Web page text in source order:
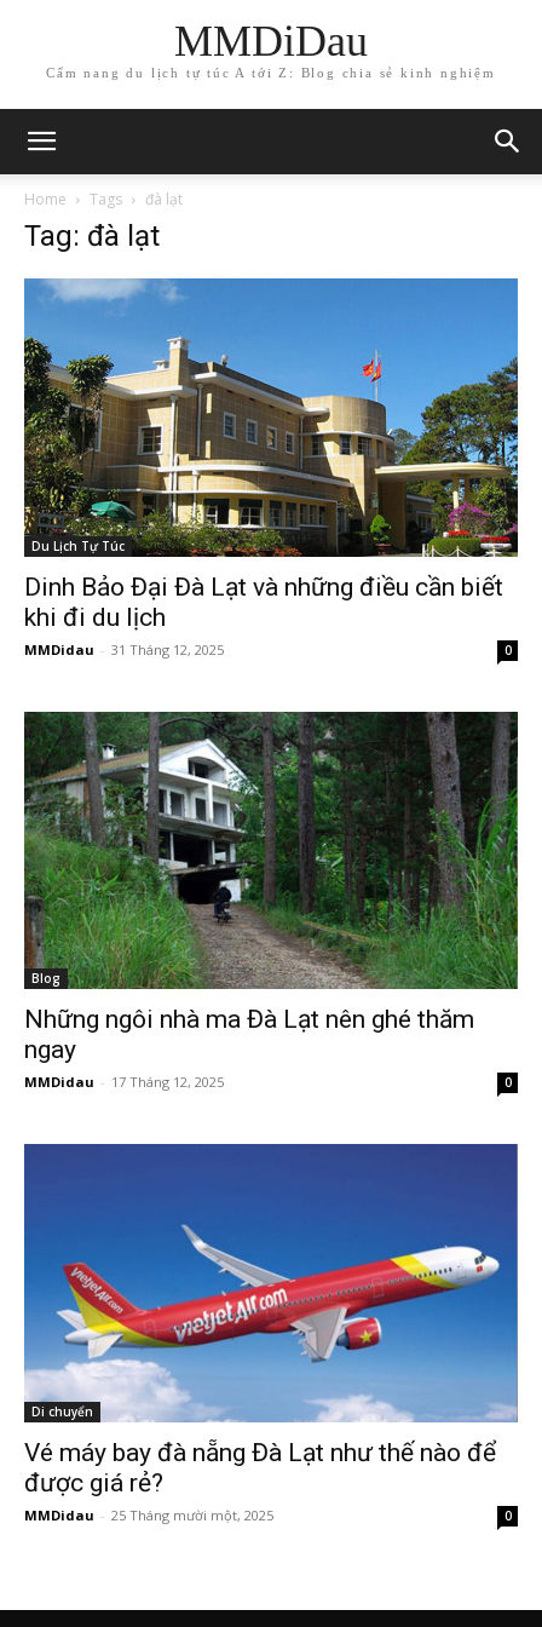
MMDiDau
Cẩm nang du lịch tự túc A tới Z: Blog chia sẻ kinh nghiệm
Home Tags đà lạt
Tag: đà lạt
Du Lịch Tự Túc
Dinh Bảo Đại Đà Lạt và những điều cần biết
khi đi du lịch
MMDidau - 31 Tháng 12, 2025 0
Blog
Những ngôi nhà ma Đà Lạt nên ghé thăm
ngay
MMDidau - 17 Tháng 12, 2025 0
Di chuyển
Vé máy bay đà nẵng Đà Lạt như thế nào để
được giá rẻ?
MMDidau - 25 Tháng mười một, 2025 0